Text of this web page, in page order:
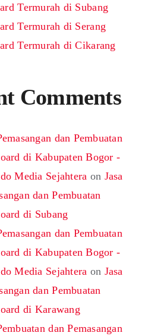
Termurah di Subang
Termurah di Serang
Termurah di Cikarang
Comments
dan Pembuatan
di Kabupaten Bogor -
Media Sejahtera on Jasa
dan Pembuatan
di Subang
dan Pembuatan
di Kabupaten Bogor -
Media Sejahtera on Jasa
dan Pembuatan
di Karawang
dan Pemasangan